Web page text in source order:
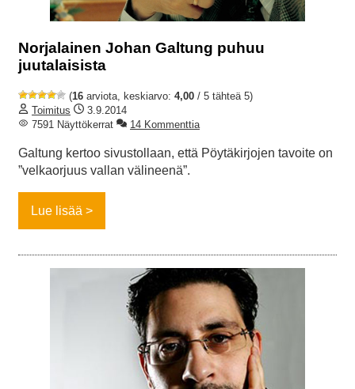
Norjalainen Johan Galtung puhuu
juutalaisista
(16 arviota, keskiarvo: 4,00 / 5 tähteä 5)
Toimitus
3.9.2014
7591 Näyttökerrat
14 Kommenttia
Galtung kertoo sivustollaan, että Pöytäkirjojen tavoite on
”velkaorjuus vallan välineenä”.
Lue lisää